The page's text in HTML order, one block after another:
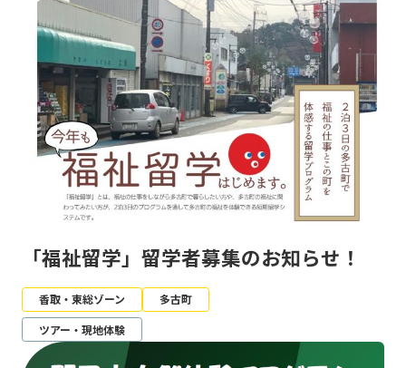
「福祉留学」留学者募集のお知らせ！
香取・東総ゾーン
多古町
ツアー・現地体験